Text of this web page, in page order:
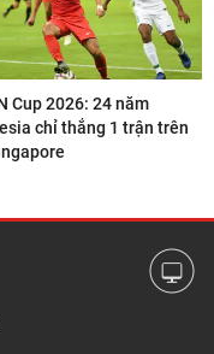
Cup 2026: 24 năm
chỉ thắng 1 trận trên